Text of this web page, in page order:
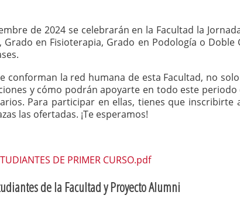
de 2024 se celebrarán en la Facultad la
en Fisioterapia, Grado en Podología o
conforman la red humana de esta Facultad, no
y cómo podrán apoyarte en todo este
Para participar en ellas, tienes que
las ofertadas. ¡Te esperamos!
DE PRIMER CURSO.pdf
de la Facultad y Proyecto Alumni